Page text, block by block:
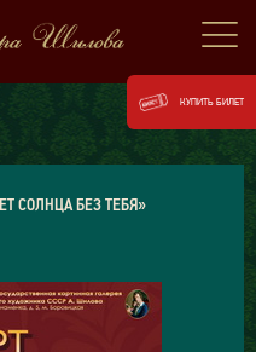
СОЛНЦА БЕЗ ТЕБЯ»
КУПИТЬ БИЛЕТ